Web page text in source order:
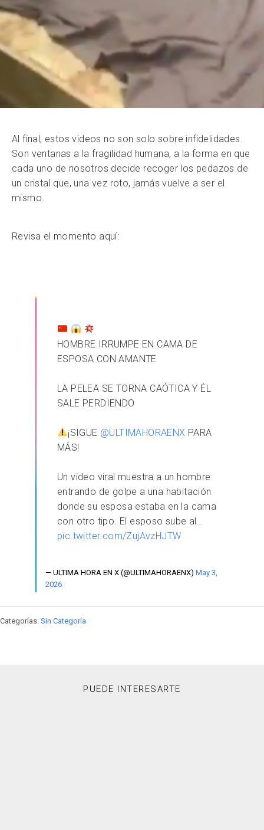
Al final, estos videos no son solo sobre infidelidades.
Son ventanas a la fragilidad humana, a la forma en que
cada uno de nosotros decide recoger los pedazos de
un cristal que, una vez roto, jamás vuelve a ser el
mismo.
Revisa el momento aquí:
HOMBRE IRRUMPE EN CAMA DE
ESPOSA CON AMANTE
LA PELEA SE TORNA CAÓTICA Y ÉL
SALE PERDIENDO
¡SIGUE @ULTIMAHORAENX PARA
MÁS!
Un video viral muestra a un hombre
entrando de golpe a una habitación
donde su esposa estaba en la cama
con otro tipo. El esposo sube al…
pic.twitter.com/ZujAvzHJTW
— ULTIMA HORA EN X (@ULTIMAHORAENX) May 3,
2026
Categorías: Sin Categoría
PUEDE INTERESARTE